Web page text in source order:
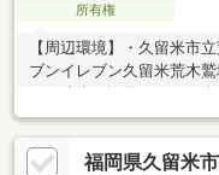
所有権
【周辺環境】・久留米市
ブンイレブン久留米荒木
1210ｍ)
福岡県久留米